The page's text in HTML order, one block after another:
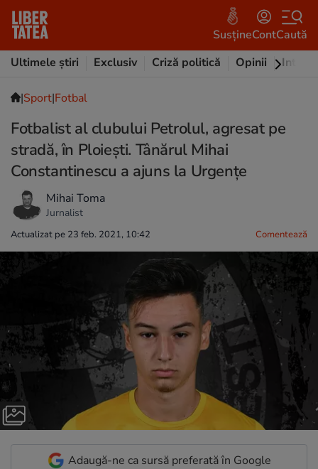
SusțineContCaută
Ultimele știri
Exclusiv Criză politică Opinii
|Sport|Fotbal
Fotbalist al clubului Petrolul, agresat pe
stradă, în Ploiești. Tânărul Mihai
Constantinescu a ajuns la Urgențe
Mihai Toma
Jurnalist
Actualizat pe 23 feb. 2021, 10:42 Comentează
Adaugă-ne ca sursă preferată în Google